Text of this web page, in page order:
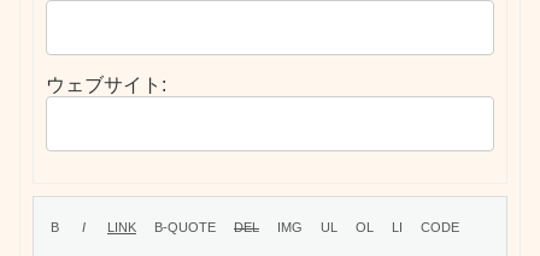
ウェブサイト: